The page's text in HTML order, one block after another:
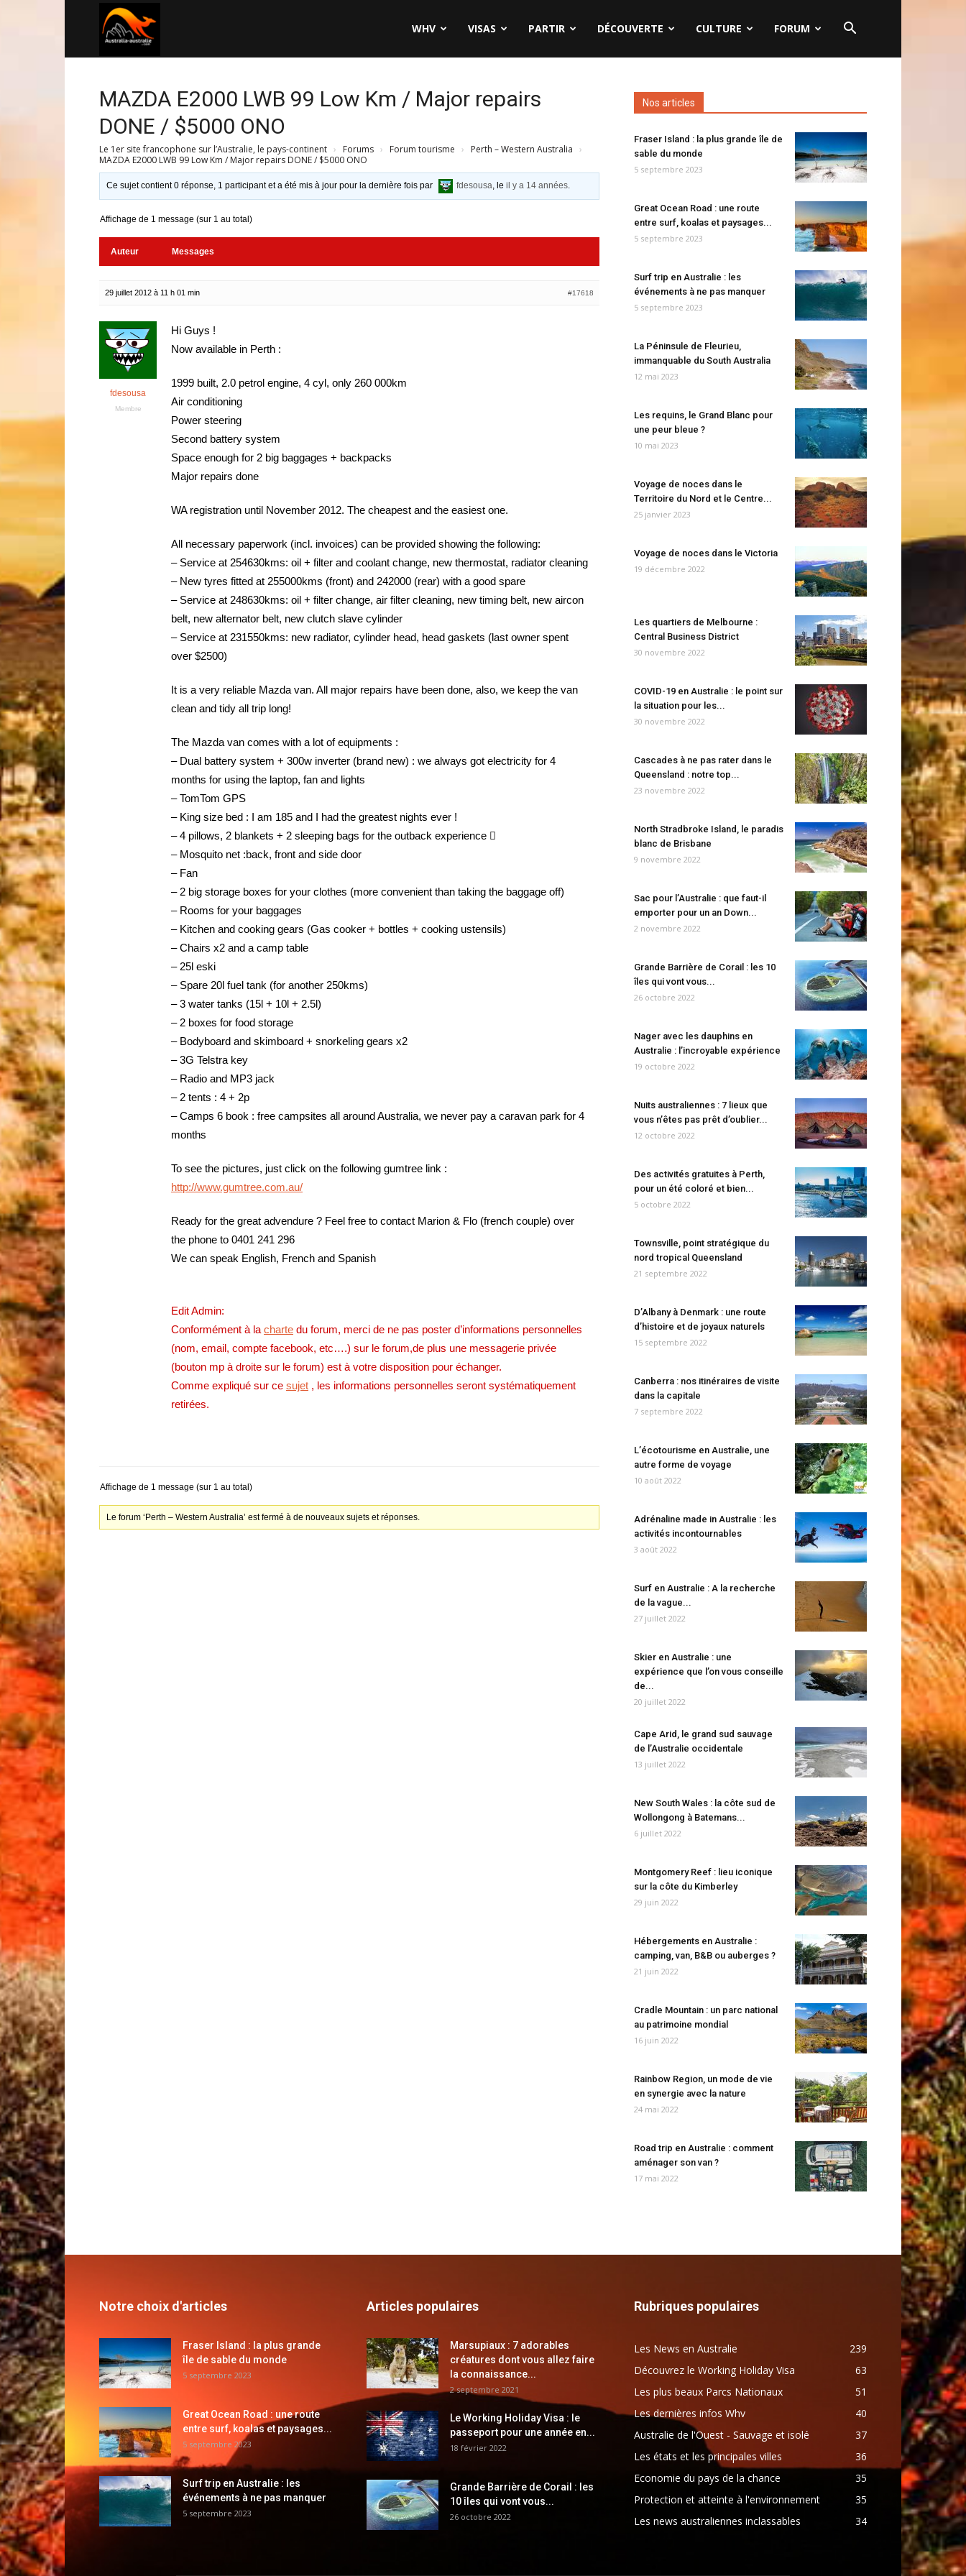
WHV VISAS PARTIR DÉCOUVERTE CULTURE FORUM
MAZDA E2000 LWB 99 Low Km / Major repairs
DONE / $5000 ONO
Le 1er site francophone sur l’Australie, le pays-continent › Forums › Forum tourisme › Perth – Western Australia ›
MAZDA E2000 LWB 99 Low Km / Major repairs DONE / $5000 ONO
Ce sujet contient 0 réponse, 1 participant et a été mis à jour pour la dernière fois par fdesousa, leil y a 14 années.
Affichage de 1 message (sur 1 au total)
Auteur Messages
29 juillet 2012 à 11 h 01 min #17618
fdesousa
Membre
Hi Guys !
Now available in Perth :
1999 built, 2.0 petrol engine, 4 cyl, only 260 000km
Air conditioning
Power steering
Second battery system
Space enough for 2 big baggages + backpacks
Major repairs done
WA registration until November 2012. The cheapest and the easiest one.
All necessary paperwork (incl. invoices) can be provided showing the following:
– Service at 254630kms: oil + filter and coolant change, new thermostat, radiator cleaning
– New tyres fitted at 255000kms (front) and 242000 (rear) with a good spare
– Service at 248630kms: oil + filter change, air filter cleaning, new timing belt, new aircon
belt, new alternator belt, new clutch slave cylinder
– Service at 231550kms: new radiator, cylinder head, head gaskets (last owner spent
over $2500)
It is a very reliable Mazda van. All major repairs have been done, also, we keep the van
clean and tidy all trip long!
The Mazda van comes with a lot of equipments :
– Dual battery system + 300w inverter (brand new) : we always got electricity for 4
months for using the laptop, fan and lights
– TomTom GPS
– King size bed : I am 185 and I had the greatest nights ever !
– 4 pillows, 2 blankets + 2 sleeping bags for the outback experience 
– Mosquito net :back, front and side door
– Fan
– 2 big storage boxes for your clothes (more convenient than taking the baggage off)
– Rooms for your baggages
– Kitchen and cooking gears (Gas cooker + bottles + cooking ustensils)
– Chairs x2 and a camp table
– 25l eski
– Spare 20l fuel tank (for another 250kms)
– 3 water tanks (15l + 10l + 2.5l)
– 2 boxes for food storage
– Bodyboard and skimboard + snorkeling gears x2
– 3G Telstra key
– Radio and MP3 jack
– 2 tents : 4 + 2p
– Camps 6 book : free campsites all around Australia, we never pay a caravan park for 4
months
To see the pictures, just click on the following gumtree link :
http://www.gumtree.com.au/
Ready for the great advendure ? Feel free to contact Marion & Flo (french couple) over
the phone to 0401 241 296
We can speak English, French and Spanish
Edit Admin:
Conformément à la charte du forum, merci de ne pas poster d’informations personnelles
(nom, email, compte facebook, etc….) sur le forum,de plus une messagerie privée
(bouton mp à droite sur le forum) est à votre disposition pour échanger.
Comme expliqué sur ce sujet , les informations personnelles seront systématiquement
retirées.
Affichage de 1 message (sur 1 au total)
Le forum ‘Perth – Western Australia’ est fermé à de nouveaux sujets et réponses.
Nos articles
Fraser Island : la plus grande île de
sable du monde
5 septembre 2023
Great Ocean Road : une route
entre surf, koalas et paysages...
5 septembre 2023
Surf trip en Australie : les
événements à ne pas manquer
5 septembre 2023
La Péninsule de Fleurieu,
immanquable du South Australia
12 mai 2023
Les requins, le Grand Blanc pour
une peur bleue ?
10 mai 2023
Voyage de noces dans le
Territoire du Nord et le Centre...
25 janvier 2023
Voyage de noces dans le Victoria
19 décembre 2022
Les quartiers de Melbourne :
Central Business District
30 novembre 2022
COVID-19 en Australie : le point sur
la situation pour les...
30 novembre 2022
Cascades à ne pas rater dans le
Queensland : notre top...
23 novembre 2022
North Stradbroke Island, le paradis
blanc de Brisbane
9 novembre 2022
Sac pour l’Australie : que faut-il
emporter pour un an Down...
2 novembre 2022
Grande Barrière de Corail : les 10
îles qui vont vous...
26 octobre 2022
Nager avec les dauphins en
Australie : l’incroyable expérience
19 octobre 2022
Nuits australiennes : 7 lieux que
vous n’êtes pas prêt d’oublier...
12 octobre 2022
Des activités gratuites à Perth,
pour un été coloré et bien...
5 octobre 2022
Townsville, point stratégique du
nord tropical Queensland
21 septembre 2022
D’Albany à Denmark : une route
d’histoire et de joyaux naturels
15 septembre 2022
Canberra : nos itinéraires de visite
dans la capitale
7 septembre 2022
L’écotourisme en Australie, une
autre forme de voyage
10 août 2022
Adrénaline made in Australie : les
activités incontournables
3 août 2022
Surf en Australie : A la recherche
de la vague...
27 juillet 2022
Skier en Australie : une
expérience que l’on vous conseille
de...
20 juillet 2022
Cape Arid, le grand sud sauvage
de l’Australie occidentale
13 juillet 2022
New South Wales : la côte sud de
Wollongong à Batemans...
6 juillet 2022
Montgomery Reef : lieu iconique
sur la côte du Kimberley
29 juin 2022
Hébergements en Australie :
camping, van, B&B ou auberges ?
21 juin 2022
Cradle Mountain : un parc national
au patrimoine mondial
16 juin 2022
Rainbow Region, un mode de vie
en synergie avec la nature
24 mai 2022
Road trip en Australie : comment
aménager son van ?
17 mai 2022
Notre choix d'articles
Fraser Island : la plus grande
île de sable du monde
5 septembre 2023
Great Ocean Road : une route
entre surf, koalas et paysages...
5 septembre 2023
Surf trip en Australie : les
événements à ne pas manquer
5 septembre 2023
Articles populaires
Marsupiaux : 7 adorables
créatures dont vous allez faire
la connaissance...
2 septembre 2021
Le Working Holiday Visa : le
passeport pour une année en...
18 février 2022
Grande Barrière de Corail : les
10 îles qui vont vous...
26 octobre 2022
Rubriques populaires
Les News en Australie
239
Découvrez le Working Holiday Visa
63
Les plus beaux Parcs Nationaux
51
Les dernières infos Whv
40
Australie de l'Ouest - Sauvage et isolé
37
Les états et les principales villes
36
Economie du pays de la chance
35
Protection et atteinte à l'environnement
35
Les news australiennes inclassables
34